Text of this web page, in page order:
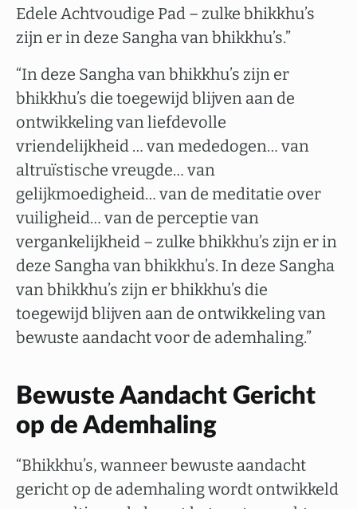
Edele Achtvoudige Pad – zulke bhikkhu’s
zijn er in deze Sangha van bhikkhu’s.”
“In deze Sangha van bhikkhu’s zijn er
bhikkhu’s die toegewijd blijven aan de
ontwikkeling van liefdevolle
vriendelijkheid … van mededogen… van
altruïstische vreugde… van
gelijkmoedigheid… van de meditatie over
vuiligheid… van de perceptie van
vergankelijkheid – zulke bhikkhu’s zijn er in
deze Sangha van bhikkhu’s. In deze Sangha
van bhikkhu’s zijn er bhikkhu’s die
toegewijd blijven aan de ontwikkeling van
bewuste aandacht voor de ademhaling.”
Bewuste Aandacht Gericht
op de Ademhaling
“Bhikkhu’s, wanneer bewuste aandacht
gericht op de ademhaling wordt ontwikkeld